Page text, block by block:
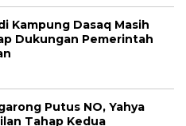
Kampung Dasaq Masih
Dukungan Pemerintah
Putus NO, Yahya
Tahap Kedua